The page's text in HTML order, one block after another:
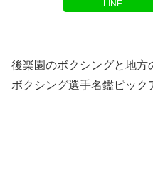
LINE
後楽園のボクシングと地
ボクシング選手名鑑ピッ